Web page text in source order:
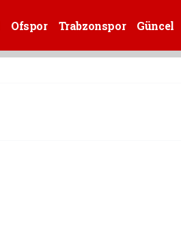
Ofspor Trabzonspor Güncel